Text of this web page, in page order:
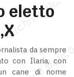
eletto
da sempre
con Ilaria, con
cane di nome